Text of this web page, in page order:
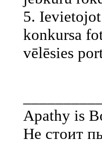
5.
konkursa
vēlēsies
Apathy is
Не стоит